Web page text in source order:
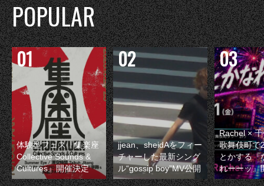
POPULAR
体験型フェス『集楽座
Collective Sounds &
Cultures』開催決定
jjean、sheidAをフィー
チャーした最新シング
ル“gossip boy”MV公開
Rachel ×
歌舞伎町で
とかする『
れーーッ』